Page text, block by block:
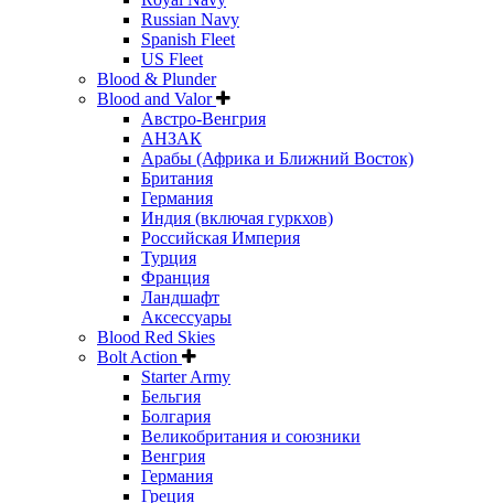
Russian Navy
Spanish Fleet
US Fleet
Blood & Plunder
Blood and Valor
Австро-Венгрия
АНЗАК
Арабы (Африка и Ближний Восток)
Британия
Германия
Индия (включая гуркхов)
Российская Империя
Турция
Франция
Ландшафт
Аксессуары
Blood Red Skies
Bolt Action
Starter Army
Бельгия
Болгария
Великобритания и союзники
Венгрия
Германия
Греция